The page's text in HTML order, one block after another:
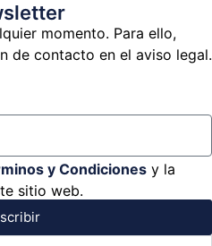
momento. Para ello,
de contacto en el aviso legal.
y Condiciones y la
sitio web.